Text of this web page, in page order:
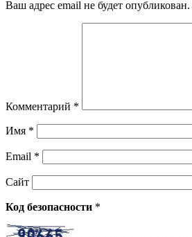
Ваш адрес email не будет опубликован.
Комментарий *
Имя *
Email *
Сайт
Код безопасности *